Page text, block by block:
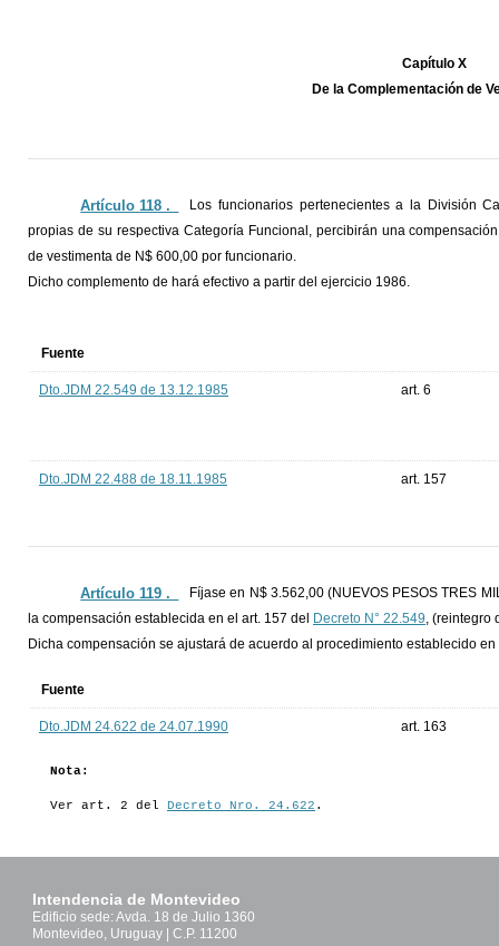
Capítulo X
De la Complementación de
Artículo 118 ._
Los funcionarios pertenecientes a la División
propias de su respectiva Categoría Funcional, percibirán una
de vestimenta de N$ 600,00 por funcionario.
Dicho complemento de hará efectivo a partir del ejercicio 1986.
Fuente
Dto.JDM 22.549 de 13.12.1985 art. 6
Dto.JDM 22.488 de 18.11.1985 art. 157
Artículo 119 ._
Fíjase en N$ 3.562,00 (NUEVOS PESOS TRES
la compensación establecida en el art. 157 del
Decreto N° 22.549, (reintegro
Dicha compensación se ajustará de acuerdo al procedimiento establecido
Fuente
Dto.JDM 24.622 de 24.07.1990 art. 163
Nota:
Ver art. 2 del Decreto Nro. 24.622 .
Intendencia de Montevideo
Edificio sede: Avda. 18 de Julio 1360
Montevideo, Uruguay | C.P. 11200